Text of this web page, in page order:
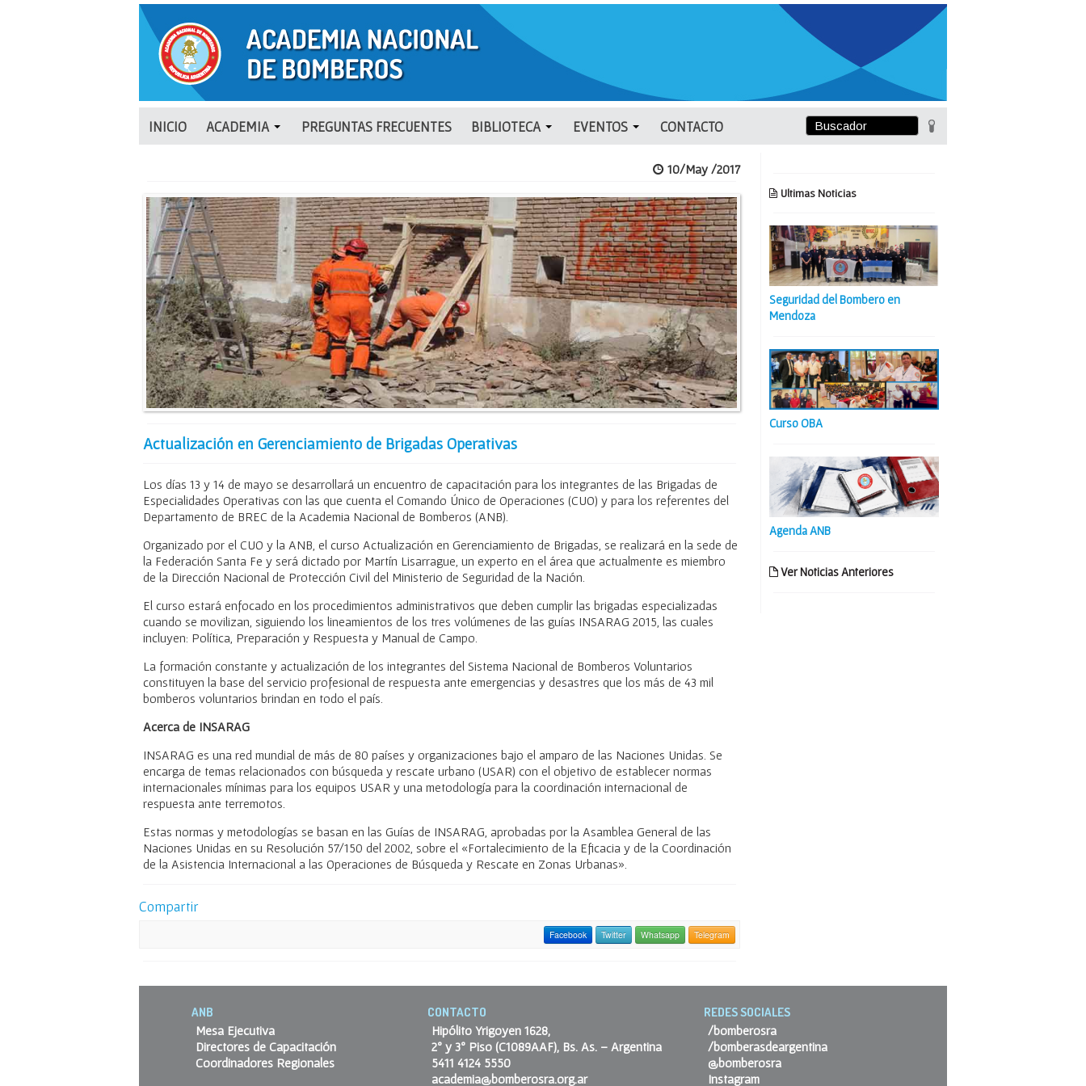
INICIO ACADEMIA PREGUNTAS FRECUENTES BIBLIOTECA EVENTOS CONTACTO
10/May /2017
Actualización en Gerenciamiento de Brigadas Operativas
Los días 13 y 14 de mayo se desarrollará un encuentro de capacitación para los integrantes de las Brigadas de
Especialidades Operativas con las que cuenta el Comando Único de Operaciones (CUO) y para los referentes del
Departamento de BREC de la Academia Nacional de Bomberos (ANB).
Organizado por el CUO y la ANB, el curso Actualización en Gerenciamiento de Brigadas, se realizará en la sede de
la Federación Santa Fe y será dictado por Martín Lisarrague, un experto en el área que actualmente es miembro
de la Dirección Nacional de Protección Civil del Ministerio de Seguridad de la Nación.
El curso estará enfocado en los procedimientos administrativos que deben cumplir las brigadas especializadas
cuando se movilizan, siguiendo los lineamientos de los tres volúmenes de las guías INSARAG 2015, las cuales
incluyen: Política, Preparación y Respuesta y Manual de Campo.
La formación constante y actualización de los integrantes del Sistema Nacional de Bomberos Voluntarios
constituyen la base del servicio profesional de respuesta ante emergencias y desastres que los más de 43 mil
bomberos voluntarios brindan en todo el país.
Acerca de INSARAG
INSARAG es una red mundial de más de 80 países y organizaciones bajo el amparo de las Naciones Unidas. Se
encarga de temas relacionados con búsqueda y rescate urbano (USAR) con el objetivo de establecer normas
internacionales mínimas para los equipos USAR y una metodología para la coordinación internacional de
respuesta ante terremotos.
Estas normas y metodologías se basan en las Guías de INSARAG, aprobadas por la Asamblea General de las
Naciones Unidas en su Resolución 57/150 del 2002, sobre el «Fortalecimiento de la Eficacia y de la Coordinación
de la Asistencia Internacional a las Operaciones de Búsqueda y Rescate en Zonas Urbanas».
Compartir
Facebook Twitter Whatsapp Telegram
Ultimas Noticias
Seguridad del Bombero en
Mendoza
Curso OBA
Agenda ANB
Ver Noticias Anteriores
ANB
Mesa Ejecutiva
Directores de Capacitación
Coordinadores Regionales
CONTACTO
Hipólito Yrigoyen 1628,
2º y 3º Piso (C1089AAF), Bs. As. – Argentina
5411 4124 5550
academia@bomberosra.org.ar
REDES SOCIALES
/bomberosra
/bomberasdeargentina
@bomberosra
Instagram